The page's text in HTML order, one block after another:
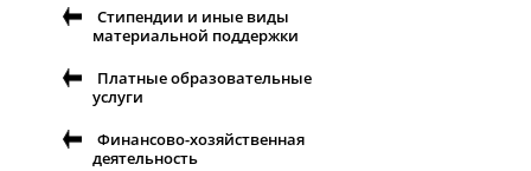
Стипендии и иные виды
материальной поддержки
Платные образовательные
услуги
Финансово-хозяйственная
деятельность